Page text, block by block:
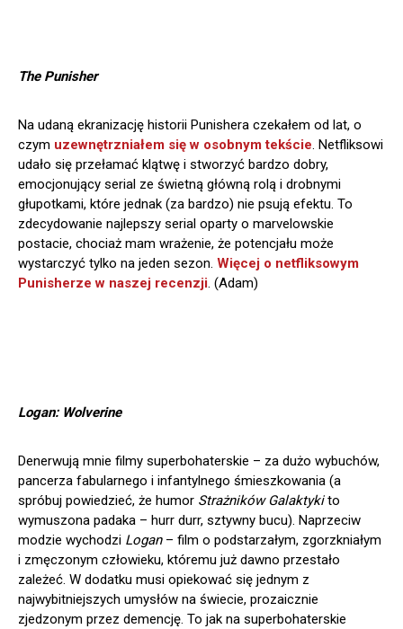
The Punisher
Na udaną ekranizację historii Punishera czekałem od lat, o
czym uzewnętrzniałem się w osobnym tekście. Netfliksowi
udało się przełamać klątwę i stworzyć bardzo dobry,
emocjonujący serial ze świetną główną rolą i drobnymi
głupotkami, które jednak (za bardzo) nie psują efektu. To
zdecydowanie najlepszy serial oparty o marvelowskie
postacie, chociaż mam wrażenie, że potencjału może
wystarczyć tylko na jeden sezon. Więcej o netfliksowym
Punisherze w naszej recenzji. (Adam)
Logan: Wolverine
Denerwują mnie filmy superbohaterskie – za dużo wybuchów,
pancerza fabularnego i infantylnego śmieszkowania (a
spróbuj powiedzieć, że humor Strażników Galaktykito
wymuszona padaka – hurr durr, sztywny bucu). Naprzeciw
modzie wychodzi Logan– film o podstarzałym, zgorzkniałym
i zmęczonym człowieku, któremu już dawno przestało
zależeć. W dodatku musi opiekować się jednym z
najwybitniejszych umysłów na świecie, prozaicznie
zjedzonym przez demencję. To jak na superbohaterskie